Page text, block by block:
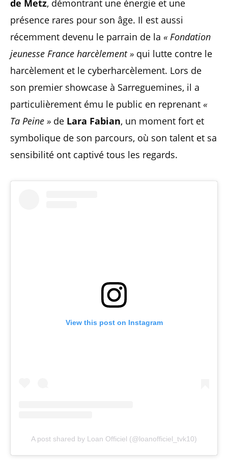
de Metz, démontrant une énergie et une
présence rares pour son âge. Il est aussi
récemment devenu le parrain de la « Fondation
jeunesse France harcèlement » qui lutte contre le
harcèlement et le cyberharcèlement. Lors de
son premier showcase à Sarreguemines, il a
particulièrement ému le public en reprenant «
Ta Peine » de Lara Fabian, un moment fort et
symbolique de son parcours, où son talent et sa
sensibilité ont captivé tous les regards.
View this post on Instagram
A post shared by Loan Officiel (@loanofficiel_tvk10)